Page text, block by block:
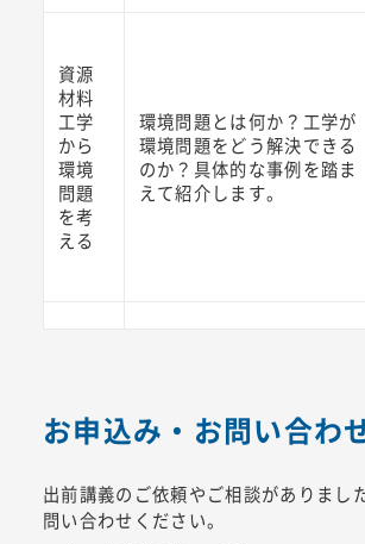
資源
材料
工学
から
環境
問題
を考
える
環境問題とは何か？工学が
環境問題をどう解決できる
のか？具体的な事例を踏ま
えて紹介します。
お申込み・お問い合わ
出前講義のご依頼やご相談がありまし
問い合わせください。